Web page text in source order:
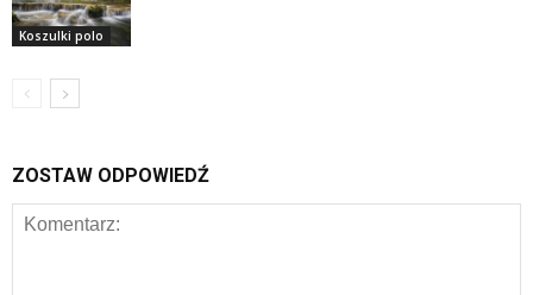
Koszulki polo
ZOSTAW ODPOWIEDŹ